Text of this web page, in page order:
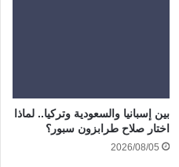
بين إسبانيا والسعودية وتركيا.. لماذا
اختار صلاح طرابزون سبور؟
2026/08/05